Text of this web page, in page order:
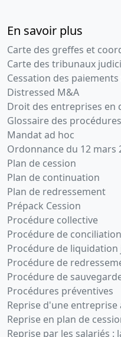
En savoir plus
Carte des greffes et
Carte des tribunaux
Cessation des
Distressed M&A
Droit des entreprises en
Glossaire des
Mandat ad hoc
Ordonnance du 12 mars
Plan de cession
Plan de continuation
Plan de redressement
Prépack Cession
Procédure collective
Procédure de conciliation
Procédure de
Procédure de
Procédure de
Procédures préventives
Reprise d'une entreprise
Reprise en plan de
Reprise par les salariés :